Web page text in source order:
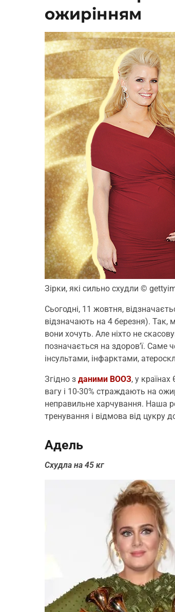
ожирінням
Зірки, які сильно схудли ©
Сьогодні, 11 жовтня,
відзначають на 4 березня). Так,
вони хочуть. Але ніхто не
позначається на здоров’ї. Саме
інсультами, інфарктами,
Згідно з даними ВООЗ, у
вагу і 10-30% страждають на
неправильне харчування. Наша
тренування і відмова від цукру
Адель
Схудла на 45 кг